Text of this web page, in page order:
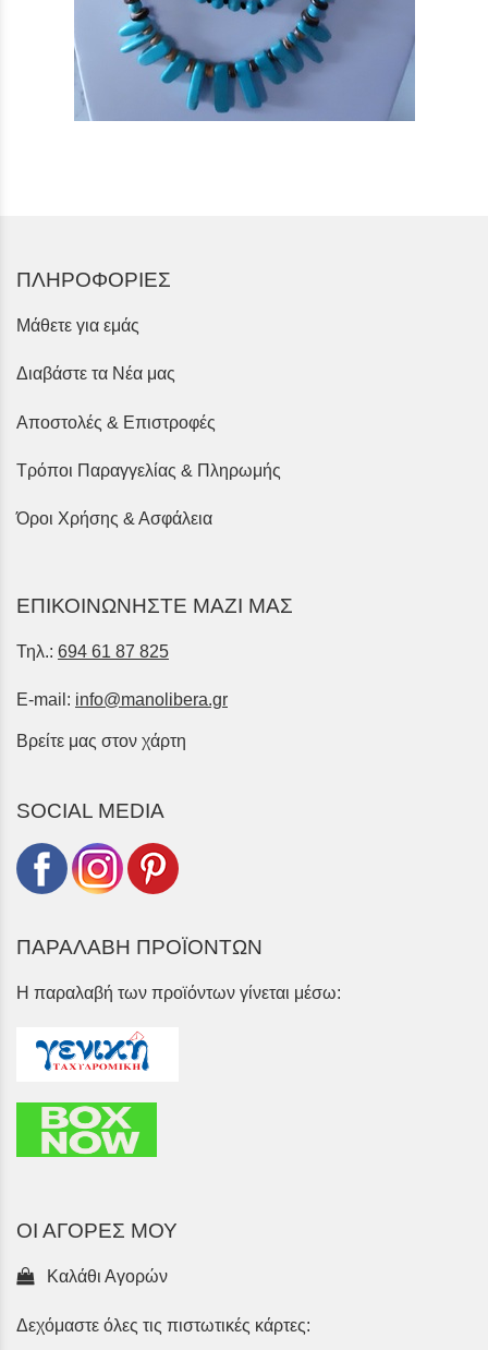
ΠΛΗΡΟΦΟΡΙΕΣ
Μάθετε για εμάς
Διαβάστε τα Νέα μας
Αποστολές & Επιστροφές
Τρόποι Παραγγελίας & Πληρωμής
Όροι Χρήσης & Ασφάλεια
ΕΠΙΚΟΙΝΩΝΗΣΤΕ ΜΑΖΙ ΜΑΣ
Τηλ.: 694 61 87 825
E-mail: info@manolibera.gr
Βρείτε μας στον χάρτη
SOCIAL MEDIA
ΠΑΡΑΛΑΒΗ ΠΡΟΪΟΝΤΩΝ
Η παραλαβή των προϊόντων γίνεται μέσω:
ΟΙ ΑΓΟΡΕΣ ΜΟΥ
Καλάθι Αγορών
Δεχόμαστε όλες τις πιστωτικές κάρτες: